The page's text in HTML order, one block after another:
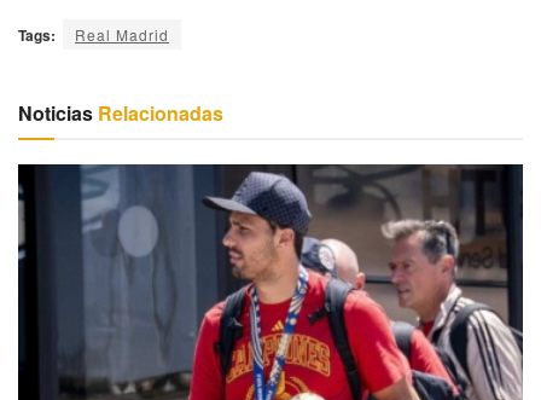
Tags: Real Madrid
Noticias Relacionadas